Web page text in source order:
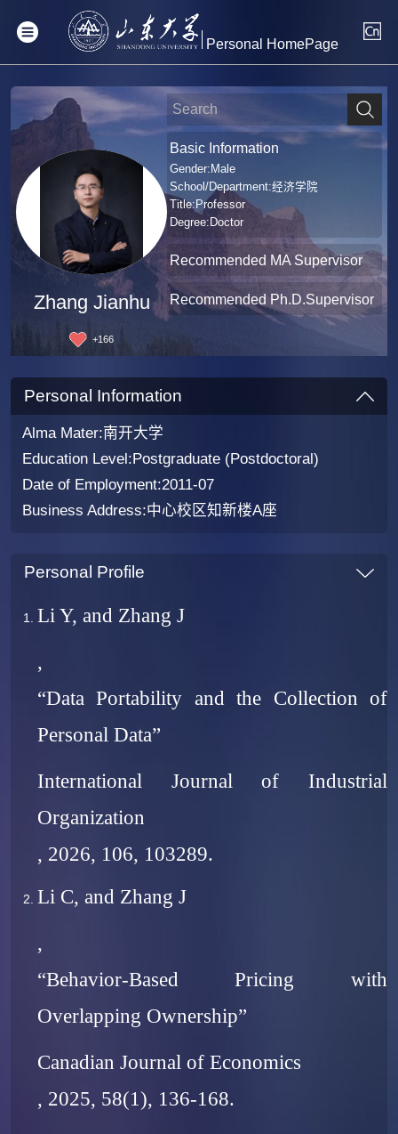
Personal HomePage
Zhang Jianhu
+166
Basic Information
Gender:Male
School/Department:经济学院
Title:Professor
Degree:Doctor
Recommended MA Supervisor
Recommended Ph.D.Supervisor
Personal Information
Alma Mater:南开大学
Education Level:Postgraduate (Postdoctoral)
Date of Employment:2011-07
Business Address:中心校区知新楼A座
Personal Profile
Li Y, and Zhang J
,
“Data Portability and the Collection of
Personal Data”
International Journal of Industrial
Organization
, 2026, 106, 103289.
Li C, and Zhang J
,
“Behavior-Based Pricing with
Overlapping Ownership”
Canadian Journal of Economics
, 2025, 58(1), 136-168.